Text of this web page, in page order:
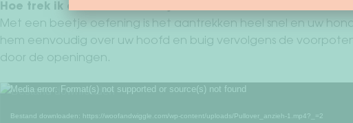
Hoe trek ik de hondentrui mijn hond aan?
Met een beetje oefening is het aantrekken heel snel en uw
hem eenvoudig over uw hoofd en buig vervolgens de
door de openingen.
Videospeler
Media error: Format(s) not supported or source(s) not found
Bestand downloaden: https://woofandwiggle.com/wp-content/uploads/Pullover_anzieh-1.mp4?_=2